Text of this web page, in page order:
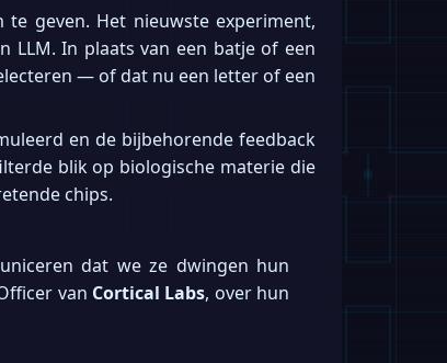
geven. Het nieuwste experiment,
LLM. In plaats van een batje of een
— of dat nu een letter of een
en de bijbehorende feedback
blik op biologische materie die
chips.
dat we ze dwingen hun
van Cortical Labs, over hun